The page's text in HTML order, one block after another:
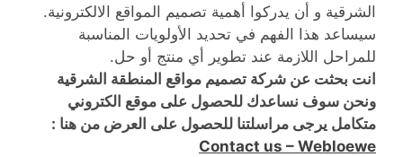
الشرقية و أن يدركوا أهمية تصميم المواقع الالكترونية.
سيساعد هذا الفهم في تحديد الأولويات المناسبة
للمراحل اللازمة عند تطوير أي منتج أو حل.
انت بحثت عن شركة تصميم مواقع المنطقة الشرقية
ونحن سوف نساعدك للحصول على موقع الكتروني
متكامل يرجى مراسلتنا للحصول على العرض من هنا :
Contact us – Webloewe